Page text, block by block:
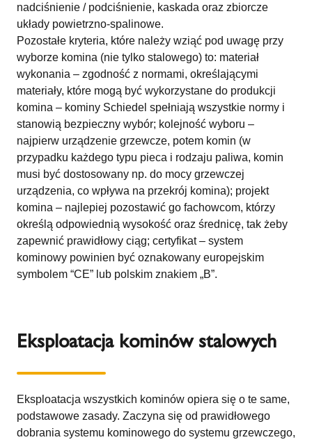
nadciśnienie / podciśnienie, kaskada oraz zbiorcze
układy powietrzno-spalinowe.
Pozostałe kryteria, które należy wziąć pod uwagę przy
wyborze komina (nie tylko stalowego) to: materiał
wykonania – zgodność z normami, określającymi
materiały, które mogą być wykorzystane do produkcji
komina – kominy Schiedel spełniają wszystkie normy i
stanowią bezpieczny wybór; kolejność wyboru –
najpierw urządzenie grzewcze, potem komin (w
przypadku każdego typu pieca i rodzaju paliwa, komin
musi być dostosowany np. do mocy grzewczej
urządzenia, co wpływa na przekrój komina); projekt
komina – najlepiej pozostawić go fachowcom, którzy
określą odpowiednią wysokość oraz średnicę, tak żeby
zapewnić prawidłowy ciąg; certyfikat – system
kominowy powinien być oznakowany europejskim
symbolem “CE” lub polskim znakiem „B”.
Eksploatacja kominów stalowych
Eksploatacja wszystkich kominów opiera się o te same,
podstawowe zasady. Zaczyna się od prawidłowego
dobrania systemu kominowego do systemu grzewczego,